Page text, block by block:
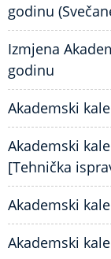
godinu
Izmjena
godinu
Akademski
Akademski
[Tehnička
Akademski
Akademski